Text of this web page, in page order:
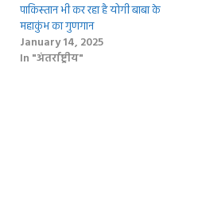
पाकिस्‍तान भी कर रहा है योगी बाबा के
महाकुंभ का गुणगान
January 14, 2025
In "अंतर्राष्ट्रीय"